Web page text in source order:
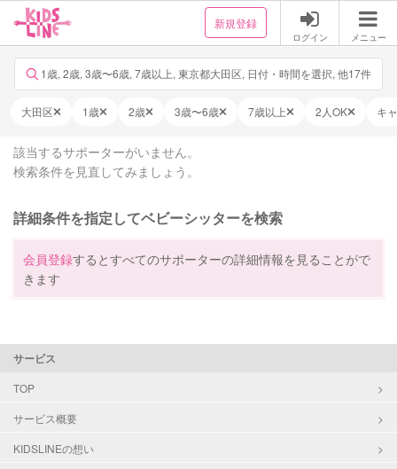
新規登録
ログイン メニュー
1歳, 2歳, 3歳〜6歳, 7歳以上, 東京都大田区, 日付・時間を選択, 他17件
大田区 1歳 2歳 3歳〜6歳 7歳以上 2人OK キ
該当するサポーターがいません。
検索条件を見直してみましょう。
詳細条件を指定してベビーシッターを検索
会員登録するとすべてのサポーターの詳細情報を見ることがで
きます
サービス
TOP
サービス概要
KIDSLINEの想い